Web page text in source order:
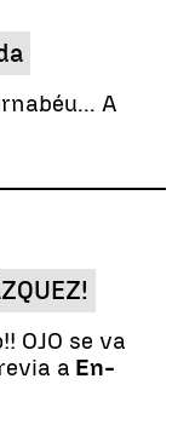
A
OJO se va
a En-